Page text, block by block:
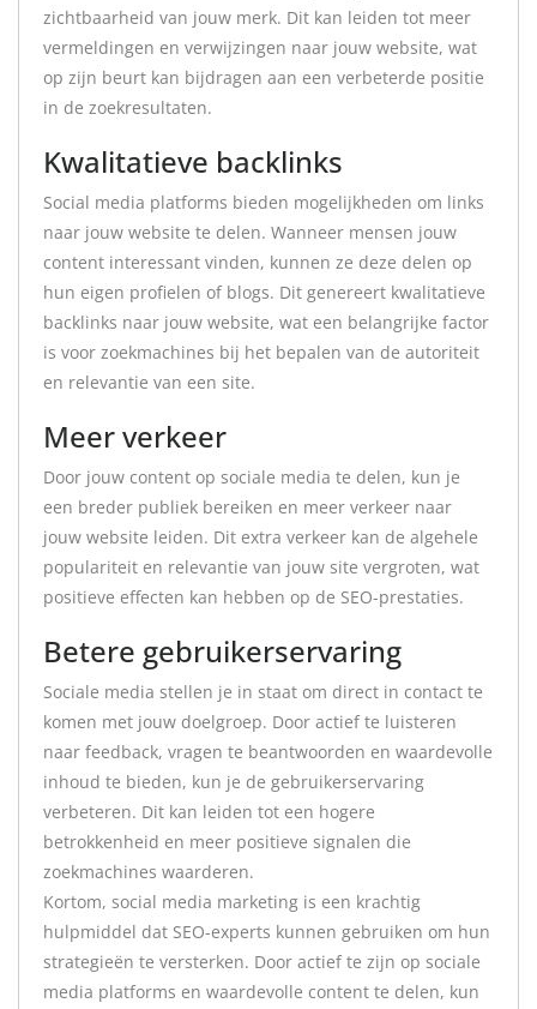
zichtbaarheid van jouw merk. Dit kan leiden tot meer
vermeldingen en verwijzingen naar jouw website, wat
op zijn beurt kan bijdragen aan een verbeterde positie
in de zoekresultaten.
Kwalitatieve backlinks
Social media platforms bieden mogelijkheden om links
naar jouw website te delen. Wanneer mensen jouw
content interessant vinden, kunnen ze deze delen op
hun eigen profielen of blogs. Dit genereert kwalitatieve
backlinks naar jouw website, wat een belangrijke factor
is voor zoekmachines bij het bepalen van de autoriteit
en relevantie van een site.
Meer verkeer
Door jouw content op sociale media te delen, kun je
een breder publiek bereiken en meer verkeer naar
jouw website leiden. Dit extra verkeer kan de algehele
populariteit en relevantie van jouw site vergroten, wat
positieve effecten kan hebben op de SEO-prestaties.
Betere gebruikerservaring
Sociale media stellen je in staat om direct in contact te
komen met jouw doelgroep. Door actief te luisteren
naar feedback, vragen te beantwoorden en waardevolle
inhoud te bieden, kun je de gebruikerservaring
verbeteren. Dit kan leiden tot een hogere
betrokkenheid en meer positieve signalen die
zoekmachines waarderen.
Kortom, social media marketing is een krachtig
hulpmiddel dat SEO-experts kunnen gebruiken om hun
strategieën te versterken. Door actief te zijn op sociale
media platforms en waardevolle content te delen, kun